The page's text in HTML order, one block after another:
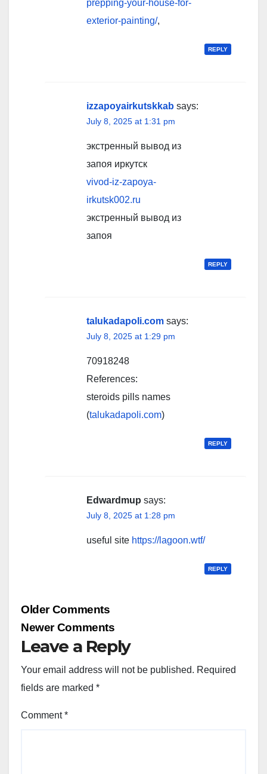
prepping-your-house-for-
exterior-painting/,
REPLY
izzapoyairkutskkab says:
July 8, 2025 at 1:31 pm
экстренный вывод из
запоя иркутск
vivod-iz-zapoya-
irkutsk002.ru
экстренный вывод из
запоя
REPLY
talukadapoli.com says:
July 8, 2025 at 1:29 pm
70918248
References:
steroids pills names
(talukadapoli.com)
REPLY
Edwardmup says:
July 8, 2025 at 1:28 pm
useful site https://lagoon.wtf/
REPLY
Comment
Older Comments
Newer Comments
Leave a Reply
Your email address will not be published. Required
fields are marked *
Comment*